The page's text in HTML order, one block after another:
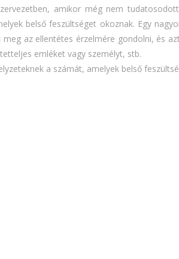
amikor még nem
belső feszültséget okoznak. Egy
az ellentétes érzelmére gondolni, és
emléket vagy személyt, stb.
a számát, amelyek belső